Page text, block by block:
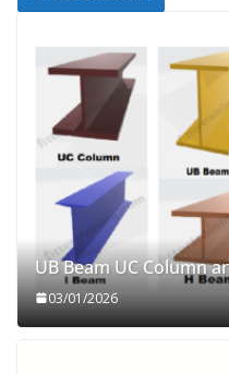
UB Beam UC Column
03/01/2026